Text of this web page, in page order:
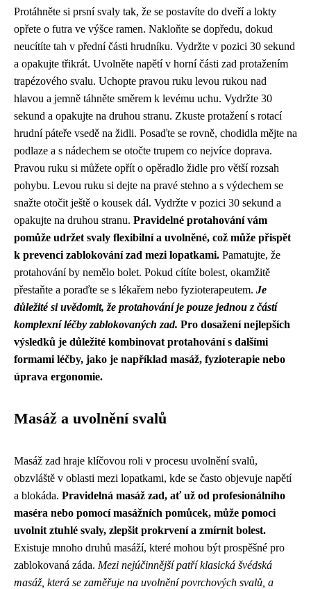
Protáhněte si prsní svaly tak, že se postavíte do dveří a lokty
opřete o futra ve výšce ramen. Nakloňte se dopředu, dokud
neucítíte tah v přední části hrudníku. Vydržte v pozici 30 sekund
a opakujte třikrát. Uvolněte napětí v horní části zad protažením
trapézového svalu. Uchopte pravou ruku levou rukou nad
hlavou a jemně táhněte směrem k levému uchu. Vydržte 30
sekund a opakujte na druhou stranu. Zkuste protažení s rotací
hrudní páteře vsedě na židli. Posaďte se rovně, chodidla mějte na
podlaze a s nádechem se otočte trupem co nejvíce doprava.
Pravou ruku si můžete opřít o opěradlo židle pro větší rozsah
pohybu. Levou ruku si dejte na pravé stehno a s výdechem se
snažte otočit ještě o kousek dál. Vydržte v pozici 30 sekund a
opakujte na druhou stranu. Pravidelné protahování vám
pomůže udržet svaly flexibilní a uvolněné, což může přispět
k prevenci zablokování zad mezi lopatkami. Pamatujte, že
protahování by nemělo bolet. Pokud cítíte bolest, okamžitě
přestaňte a poraďte se s lékařem nebo fyzioterapeutem. Je
důležité si uvědomit, že protahování je pouze jednou z částí
komplexní léčby zablokovaných zad. Pro dosažení nejlepších
výsledků je důležité kombinovat protahování s dalšími
formami léčby, jako je například masáž, fyzioterapie nebo
úprava ergonomie.
Masáž a uvolnění svalů
Masáž zad hraje klíčovou roli v procesu uvolnění svalů,
obzvláště v oblasti mezi lopatkami, kde se často objevuje napětí
a blokáda. Pravidelná masáž zad, ať už od profesionálního
maséra nebo pomocí masážních pomůcek, může pomoci
uvolnit ztuhlé svaly, zlepšit prokrvení a zmírnit bolest.
Existuje mnoho druhů masáží, které mohou být prospěšné pro
zablokovaná záda. Mezi nejúčinnější patří klasická švédská
masáž, která se zaměřuje na uvolnění povrchových svalů, a